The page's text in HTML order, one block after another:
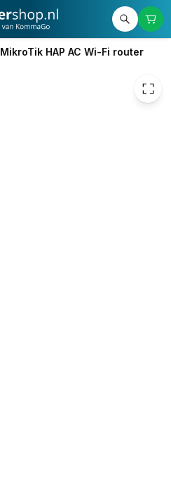
MikroTik HAP AC Wi-Fi router